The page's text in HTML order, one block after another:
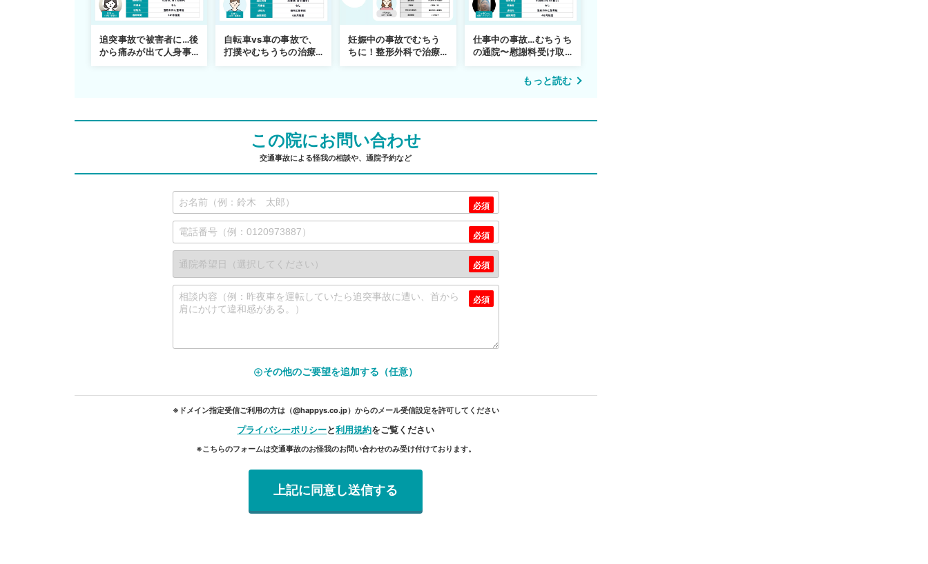
追突事故で被害者に…後
から痛みが出て人身事
故へ切り替え
自転車vs車の事故で、
打撲やむちうちの治療
を進めるまで
妊娠中の事故でむちう
ちに！整形外科で治療
できず
仕事中の事故…むちうち
の通院〜慰謝料受け取
りまで
もっと読む
この院にお問い合わせ
交通事故による怪我の相談や、通院予約など
add_circle_outlineその他のご要望を追加する（任意）
※ドメイン指定受信ご利用の方は（@happys.co.jp）からのメール受信設定を許可してください
プライバシーポリシーと利用規約をご覧ください
※こちらのフォームは交通事故のお怪我のお問い合わせのみ受け付けております。